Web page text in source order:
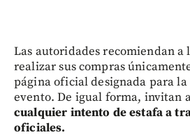
Las autoridades recomiendan a
realizar sus compras
página oficial designada para
evento. De igual forma, invitan
cualquier intento de estafa a
oficiales.